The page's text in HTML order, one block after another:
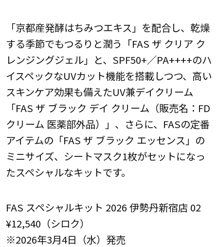
「京都産発酵はちみつエキス」を配合し、乾燥
する季節でもつるりと潤う「FAS ザ クリア ク
レンジングジェル」と、SPF50+／PA++++のハ
イスペックなUVカット機能を搭載しつつ、高い
スキンケア効果も備えたUV兼デイクリーム
「FAS ザ ブラック デイ クリーム（販売名：FD
クリーム 医薬部外品）」、さらに、FASの定番
アイテムの「FAS ザ ブラック エッセンス」の
ミニサイズ、シートマスク1枚がセットになっ
たスペシャルなキットです。
FAS スペシャルキット 2026 伊勢丹新宿店 02
¥12,540（シロク）
※2026年3月4日（水）発売